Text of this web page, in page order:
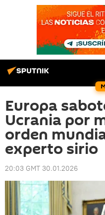
Europa
Ucrania por
orden
experto sirio
20:03 GMT 30.01.2026